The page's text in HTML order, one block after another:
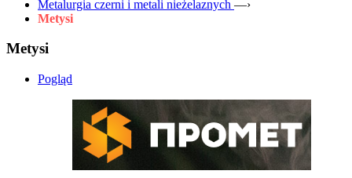
Metalurgia czerni i metali nieżelaznych —›
Metysi
Metysi
Pogląd